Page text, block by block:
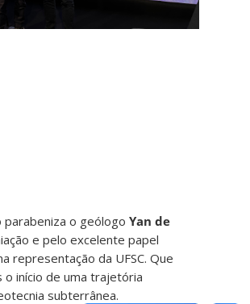
parabeniza o geólogoYan de
e pelo excelente papel
representação da UFSC. Que
o início de uma trajetória
subterrânea.